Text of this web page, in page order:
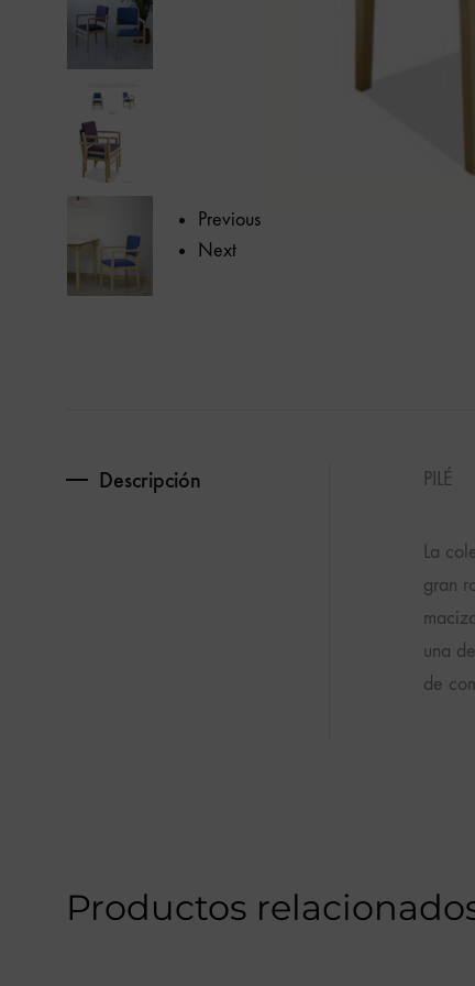
calidad.
Previous
Next
Descripción PILÉ
La
gran
una
de
Productos